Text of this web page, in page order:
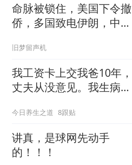
命脉被锁住，美国下令撤
侨，多国致电伊朗，中国
旧梦留声机
我工资卡上交我爸10年，
丈夫从没意见。我生病住
今日养生之道 8跟贴
讲真，是球网先动手
的！！！